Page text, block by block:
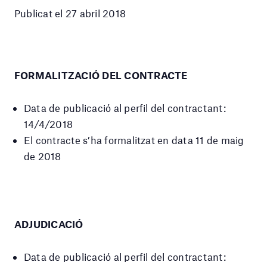
Publicat el 27 abril 2018
FORMALITZACIÓ DEL CONTRACTE
Data de publicació al perfil del contractant:
14/4/2018
El contracte s’ha formalitzat en data 11 de maig
de 2018
ADJUDICACIÓ
Data de publicació al perfil del contractant: